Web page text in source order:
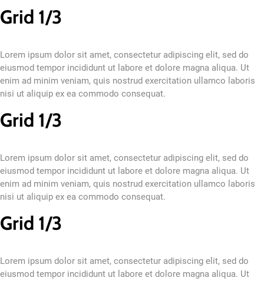
Grid 1/3
Lorem ipsum dolor sit amet, consectetur adipiscing elit, sed do
eiusmod tempor incididunt ut labore et dolore magna aliqua. Ut
enim ad minim veniam, quis nostrud exercitation ullamco laboris
nisi ut aliquip ex ea commodo consequat.
Grid 1/3
Lorem ipsum dolor sit amet, consectetur adipiscing elit, sed do
eiusmod tempor incididunt ut labore et dolore magna aliqua. Ut
enim ad minim veniam, quis nostrud exercitation ullamco laboris
nisi ut aliquip ex ea commodo consequat.
Grid 1/3
Lorem ipsum dolor sit amet, consectetur adipiscing elit, sed do
eiusmod tempor incididunt ut labore et dolore magna aliqua. Ut